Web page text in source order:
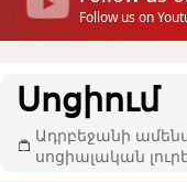
Follow us on
Սոցիում
Ադրբեջանի
սոցիալական